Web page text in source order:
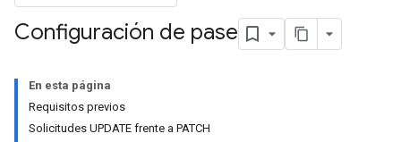
Configuración de pase
En esta página
Requisitos previos
Solicitudes UPDATE frente a PATCH